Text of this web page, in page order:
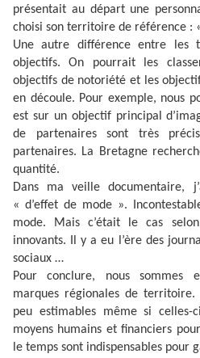
présentait au départ une
choisi son territoire de référence :
Une autre différence entre les
objectifs. On pourrait les
objectifs de notoriété et les
en découle. Pour exemple, nous
est sur un objectif principal
de partenaires sont très
partenaires. La Bretagne
quantité.
Dans ma veille documentaire,
« d’effet de mode ».
mode. Mais c’était le cas
innovants. Il y a eu l’ère des
sociaux …
Pour conclure, nous sommes
marques régionales de territoire.
peu estimables même si
moyens humains et financiers
le temps sont indispensables pour